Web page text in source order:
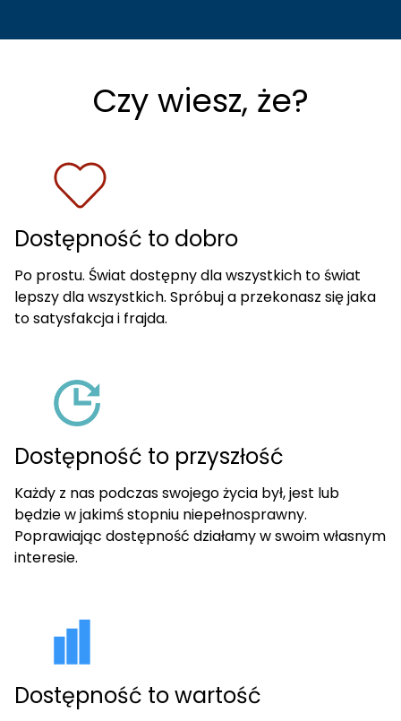
Czy wiesz, że?
Dostępność to dobro
Po prostu. Świat dostępny dla wszystkich to świat
lepszy dla wszystkich. Spróbuj a przekonasz się jaka
to satysfakcja i frajda.
Dostępność to przyszłość
Każdy z nas podczas swojego życia był, jest lub
będzie w jakimś stopniu niepełnosprawny.
Poprawiając dostępność działamy w swoim własnym
interesie.
Dostępność to wartość